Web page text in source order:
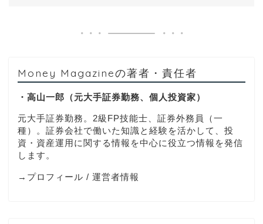
Money Magazineの著者・責任者
・高山一郎（元大手証券勤務、個人投資家）
元大手証券勤務。2級FP技能士、証券外務員（一
種）。証券会社で働いた知識と経験を活かして、投
資・資産運用に関する情報を中心に役立つ情報を発信
します。
→ プロフィール / 運営者情報